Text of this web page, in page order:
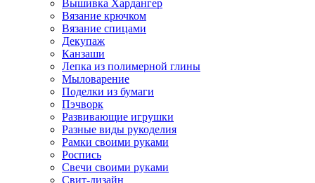
Вышивка Хардангер
Вязание крючком
Вязание спицами
Декупаж
Канзаши
Лепка из полимерной глины
Мыловарение
Поделки из бумаги
Пэчворк
Развивающие игрушки
Разные виды рукоделия
Рамки своими руками
Роспись
Свечи своими руками
Свит-дизайн